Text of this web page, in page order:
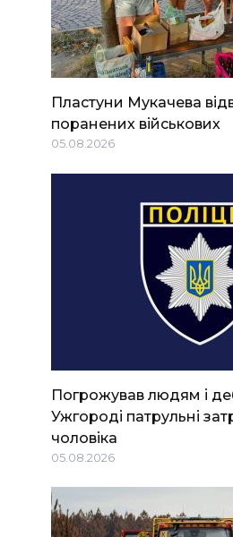
Пластуни Мукачева
поранених військових
05.08.2026
Погрожував людям і
Ужгороді патрульні
чоловіка
05.08.2026